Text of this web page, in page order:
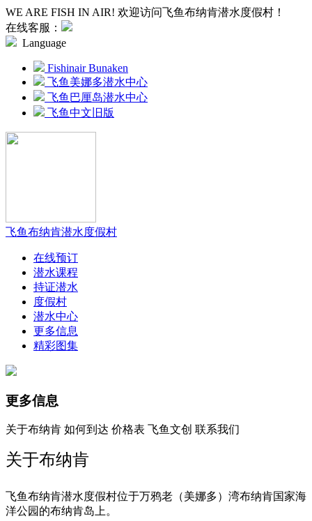
WE ARE FISH IN AIR! 欢迎访问飞鱼布纳肯潜水度假村！
在线客服：
Language
Fishinair Bunaken
飞鱼美娜多潜水中心
飞鱼巴厘岛潜水中心
飞鱼中文旧版
飞鱼布纳肯潜水度假村
在线预订
潜水课程
持证潜水
度假村
潜水中心
更多信息
精彩图集
更多信息
关于布纳肯 如何到达 价格表 飞鱼文创 联系我们
关于布纳肯
飞鱼布纳肯潜水度假村位于万鸦老（美娜多）湾布纳肯国家海
洋公园的布纳肯岛上。